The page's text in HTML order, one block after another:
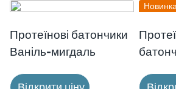
Протеїнові батончики
Ваніль-мигдаль